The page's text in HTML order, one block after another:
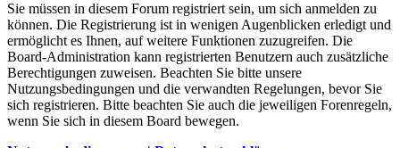
Sie müssen in diesem Forum registriert sein, um sich anmelden zu
können. Die Registrierung ist in wenigen Augenblicken erledigt und
ermöglicht es Ihnen, auf weitere Funktionen zuzugreifen. Die
Board-Administration kann registrierten Benutzern auch zusätzliche
Berechtigungen zuweisen. Beachten Sie bitte unsere
Nutzungsbedingungen und die verwandten Regelungen, bevor Sie
sich registrieren. Bitte beachten Sie auch die jeweiligen Forenregeln,
wenn Sie sich in diesem Board bewegen.